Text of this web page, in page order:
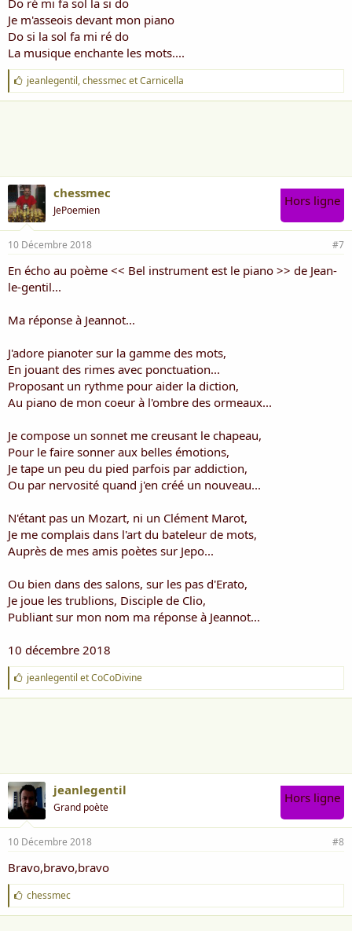
Je m'asseois devant mon piano
Do si la sol fa mi ré do
La musique enchante les mots....
J
'
a
jeanlegentil,chessmecetCarnicella
chessmec
JePoemien
Hors ligne
10 Décembre 2018 #7
En écho au poème << Bel instrument est le piano >> de Jean-
le-gentil...
Ma réponse à Jeannot...
J'adore pianoter sur la gamme des mots,
En jouant des rimes avec ponctuation...
Proposant un rythme pour aider la diction,
Au piano de mon coeur à l'ombre des ormeaux...
Je compose un sonnet me creusant le chapeau,
Pour le faire sonner aux belles émotions,
Je tape un peu du pied parfois par addiction,
Ou par nervosité quand j'en créé un nouveau...
N'étant pas un Mozart, ni un Clément Marot,
Je me complais dans l'art du bateleur de mots,
Auprès de mes amis poètes sur Jepo...
Ou bien dans des salons, sur les pas d'Erato,
Je joue les trublions, Disciple de Clio,
Publiant sur mon nom ma réponse à Jeannot...
10 décembre 2018
J
'
a
jeanlegentil etCoCoDivine
jeanlegentil
Grand poète
Hors ligne
10 Décembre 2018 #8
Bravo,bravo,bravo
J
'
a
chessmec